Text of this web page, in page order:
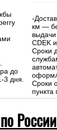
до
3 дня.
-
км —
выдачи
CDEK
Сроки
Сроки